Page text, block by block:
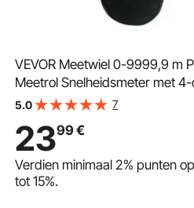
VEVOR Meetwiel 0-9999,9 m
Meetrol Snelheidsmeter met
staaf 100-42 cm Meetwiel
5.0 7
2399€
Verdien minimaal2% punten
tot15%.